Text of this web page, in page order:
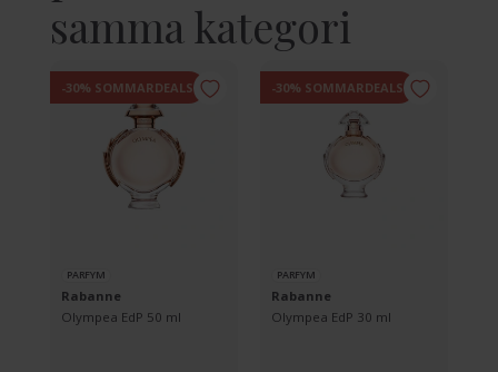
samma kategori
-30% SOMMARDEALS
PARFYM
Rabanne
Olympea EdP 50 ml
-30% SOMMARDEALS
PARFYM
Rabanne
Olympea EdP 30 ml